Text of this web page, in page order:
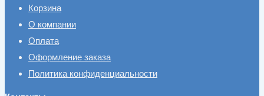
Корзина
О компании
Оплата
Оформление заказа
Политика конфиденциальности